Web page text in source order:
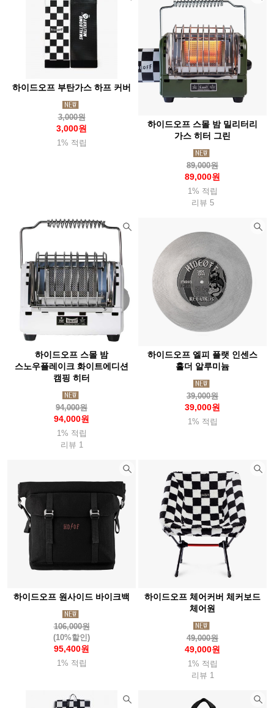
유와이레드 유코 (UCO) 이로(Ero) 24bottles
이엔오(Eno) 이정시스템(Lsystem)
이지플레이보드(Easybord) e프랑티스(Efrantis)
익스트리미티즈(Extremities) 인도솔(Indosole)
위그암(Wigwam) 위너웰 윈체스터(Winchester)
윙커(Wicker)
자누(Jannu) 점비스(Gumbes)
제이알기어(Jrgear)
젠틀맨하드웨어(Zentleman)
조지루시 주퍼조지알
준우아웃도어(Junwoo 지그(Sigg) 지에스아이(Gsioutdoor)
지포(Zippo) 체먹(Chammock) 첨스(Chums) 치키(Cheeki)
카라신(Characin) 카멜백(Camelbak) 카부(Kavu)
카이도(Kaido) 카즈미(Kzm) 카포(Capo) 커쇼(Kershaw)
캠핑랩 캠프라인(Campline) 캡틴스태그(Captainstag)
케이바(Kabar) 켈리램프
코쿤(Cocoon) 콘도르(Condor) 콜드스틸(Coldsteel) colapz
쿨라(Coola) 클라이밋(Klymit)
클라루스(Klarrus) 클라터뮤젠(Klattermusen)
클린켄틴(Kleankanteen) 타라고(Taraago)
탑앤탑(Top&Top)
트란지아(Trangia)
트레블첵(Travelcheck) 티어에이드(Tearaid) 틸리(Tilley)
파이커택티컬 팬쳐리커버리풋웨어(Fanture) 페츨(Petzl)
페트로막스(Petromax) 펜들턴(Pendleton)
포스트제너럴 포질스 폴라박스
프리머스(Primus) 프리즘(Prizm)
프린스톤텍(Princetontec) 피엘라벤(Fjallraven) 피츠(Fits)
플레스테일(Flextail) 하이드라팩
하이드오프 하임플래닛
하제아웃도어 허킨스 헬로닷
하이드오프 부탄가스 하프 커버
3,000원
3,000원
1% 적립
하이드오프 스몰 밤 밀리터리
가스 히터 그린
89,000원
89,000원
1% 적립
리뷰 5
하이드오프 스몰 밤
스노우플레이크 화이트에디션
캠핑 히터
94,000원
94,000원
1% 적립
리뷰 1
하이드오프 엘피 플랫 인센스
홀더 알루미늄
39,000원
39,000원
1% 적립
하이드오프 원사이드 바이크백
106,000원
(10%할인)
95,400원
1% 적립
하이드오프 체어커버 체커보드
체어원
49,000원
49,000원
1% 적립
리뷰 1